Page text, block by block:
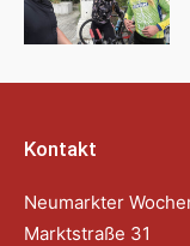
Kontakt
Neumarkter
Marktstraße 31